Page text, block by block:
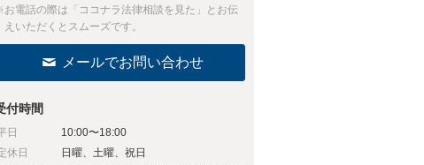
電話の際は「ココナラ法律相談を見た」とお伝
えいただくとスムーズです。
メールでお問い合わせ
付時間
日
10:00〜18:00
休日
日曜、土曜、祝日